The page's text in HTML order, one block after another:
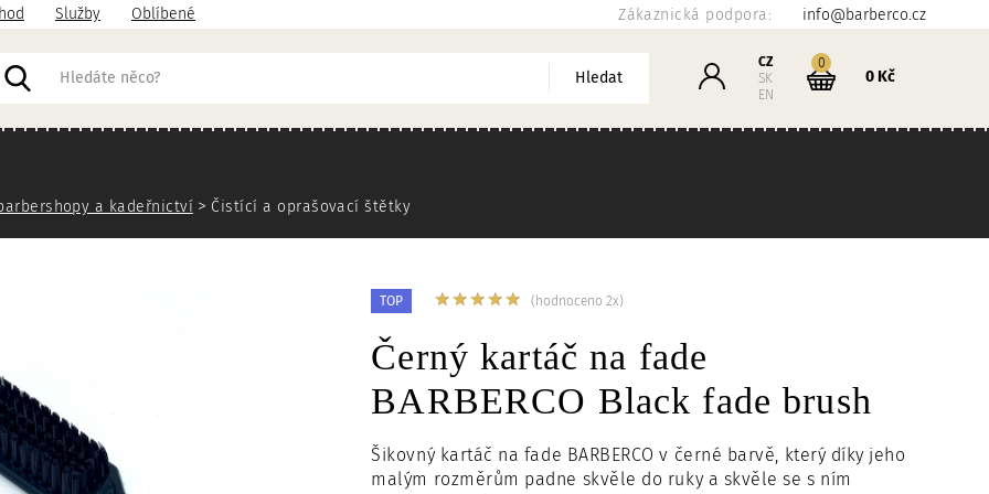
Služby Oblíbené Zákaznická podpora: info@barberco.cz
Hledat Přihlášení
CZ
SK
EN
Košík
0kusů
0 Kč
a kadeřnictví Čistící a oprašovací štětky
Černý kartáč na fade
BARBERCO Black fade brush
TOP (hodnoceno 2x)
Šikovný kartáč na fade BARBERCO v černé barvě, který díky jeho
malým rozměrům padne skvěle do ruky a skvěle se s ním